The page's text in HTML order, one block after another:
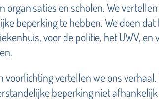
organisaties en scholen. We
beperking te hebben. We doen
voor de politie, het UWV,
voorlichting vertellen we ons
beperking niet